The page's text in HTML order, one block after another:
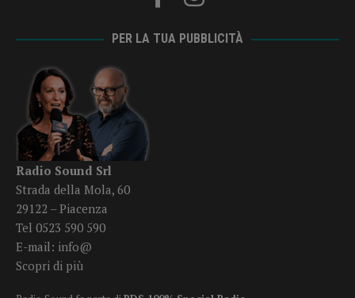
PER LA TUA PUBBLICITÀ
Radio Sound Srl
Strada della Mola, 60
29122 – Piacenza
Tel 0523 590 590
E-mail: info@
Scopri di più